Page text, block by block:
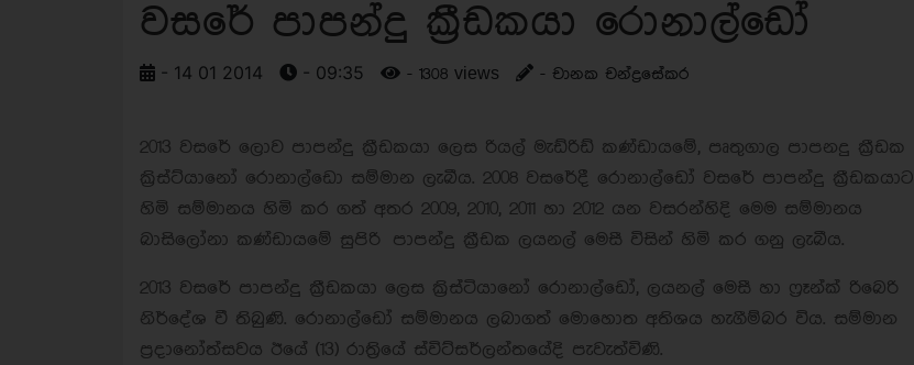
වසරේ පාපන්දු ක්‍රීඩකයා රොනාල්ඩෝ
- 14 01 2014 - 09:35 - 1308 views - චානක චන්ද්‍රසේකර
2013 වසරේ ලොව පාපන්දු ක්‍රීඩකයා ලෙස රියල් මැඩ්රිඩ් කණ්ඩායමේ, පෘතුගාල පාපනදු ක්‍රීඩක
ක්‍රිස්ට්යානෝ රොනාල්ඩො සම්මාන ලැබීය. 2008 වසරේදී රොනාල්ඩෝ වසරේ පාපන්දු ක්‍රීඩකයාට
හිමි සම්මානය හිමි කර ගත් අතර 2009, 2010, 2011 හා 2012 යන වසරන්හිදි මෙම සම්මානය
බාසිලෝනා කණ්ඩායමේ සුපිරි පාපන්දු ක්‍රීඩක ලයනල් මෙසී විසින් හිමි කර ගනු ලැබීය.
2013 වසරේ පාපන්දු ක්‍රීඩකයා ලෙස ක්‍රිස්ටියානෝ රොනාල්ඩෝ, ලයනල් මෙසී හා ෆ්‍රෑන්ක් රිබෙරි
නිර්දේශ වී තිබුණි. රොනාල්ඩෝ සම්මානය ලබාගත් මොහොත අතිශය හැගීම්බර විය. සම්මාන
ප්‍රදානෝත්සවය ඊයේ (13) රාත්‍රියේ ස්විට්සර්ලන්තයේදි පැවැත්විණි.